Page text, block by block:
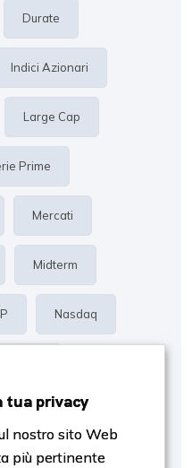
Durate
Indici Azionari
Large Cap
Prime
Mercati
Midterm
Nasdaq
SpaceX
tua privacy
nostro sito Web
più pertinente